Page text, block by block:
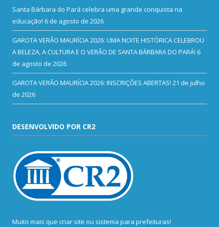
Santa Bárbara do Pará celebra uma grande conquista na
educação! 6 de agosto de 2026
GAROTA VERÃO MAURÍCIA 2026: UMA NOITE HISTÓRICA CELEBROU
A BELEZA, A CULTURA E O VERÃO DE SANTA BÁRBARA DO PARÁ! 6
de agosto de 2026
GAROTA VERÃO MAURÍCIA 2026: INSCRIÇÕES ABERTAS! 21 de julho
de 2026
DESENVOLVIDO POR CR2
Muito mais que criar site ou sistema para prefeituras!